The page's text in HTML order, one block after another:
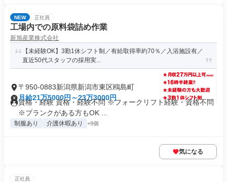
NEW 正社員
工場内での原料袋詰め作業
新旭産業株式会社
【未経験OK】3勤1休シフト制／有給取得率約70％／入浴施設有／
直近50代スタッフの採用実...
〒950-0883新潟県新潟市東区鴎島町
月給21万5000円～23万3000円
資格・経験 資格・経験不問 ※フォークリフト経験・資格不問
※ブランクがある方もOK ...
制服あり 介護休暇あり +9個
気になる
正社員